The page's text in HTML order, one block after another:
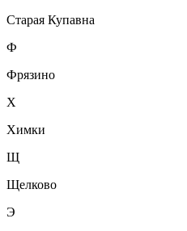
Старая Купавна
Ф
Фрязино
Х
Химки
Щ
Щелково
Э